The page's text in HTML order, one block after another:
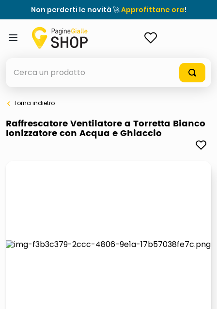
Non perderti le novità 🚀Approfittane ora!
elenchi telefonici
orologio parete
Torna indietro
Raffrescatore Ventilatore a Torretta Bianco
Ionizzatore con Acqua e Ghiaccio